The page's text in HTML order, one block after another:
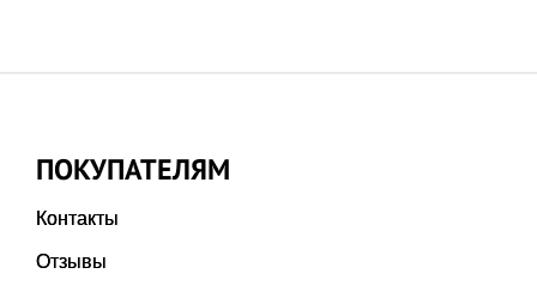
ПОКУПАТЕЛЯМ
Контакты
Отзывы